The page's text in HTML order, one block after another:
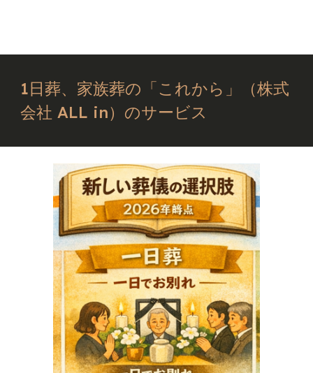
1日葬、家族葬の「これから」（株式
会社 ALL in）のサービス